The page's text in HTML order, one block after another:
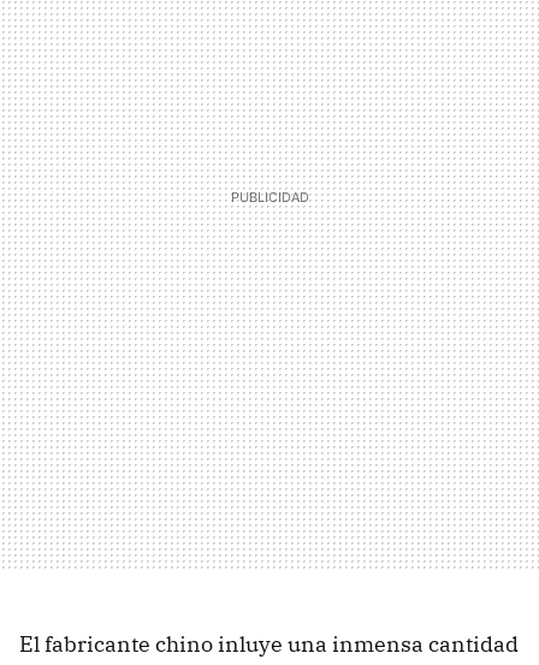
El fabricante chino inluye una inmensa cantidad